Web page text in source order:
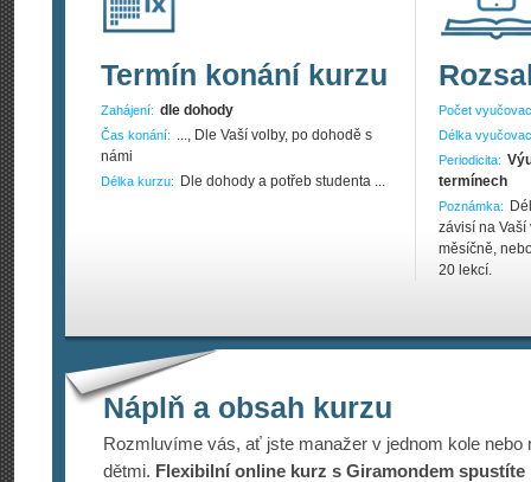
Termín konání kurzu
Zahájení: dle dohody
Čas konání: ..., Dle Vaší volby, po dohodě s
námi
Délka kurzu: Dle dohody a potřeb studenta ...
Počet
Délka
Periodicita:
termínech
Poznámka:
závisí na
měsíčně,
20 lekcí.
Náplň a obsah kurzu
Rozmluvíme vás, ať jste manažer v jednom kole nebo
dětmi. Flexibilní online kurz s Giramondem